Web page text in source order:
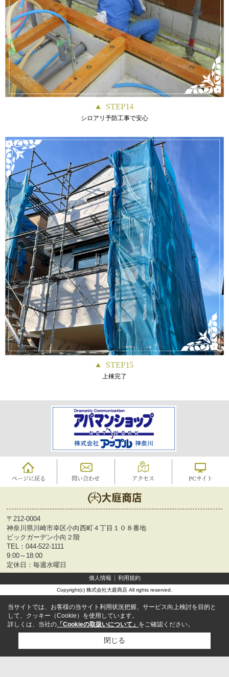
STEP14
シロアリ予防工事で安心
STEP15
上棟完了
ページに戻る 問い合わせ アクセス PCサイト
〒212-0004
神奈川県川崎市幸区小向西町４丁目１０８番地
ビックガーデン小向２階
TEL： 044-522-1111
9:00～18:00
定休日：毎週水曜日
個人情報 利用規約
Copyright(c) 株式会社大庭商店 All rights reserved.
当サイトでは、お客様の当サイト利用状況把握、サービス向上検討を目的と
して、クッキー（Cookie）を使用しています。
詳しくは、当社の 「Cookieの取扱いについて」 をご確認ください。
閉じる